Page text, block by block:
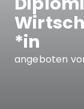
*in
angeboten